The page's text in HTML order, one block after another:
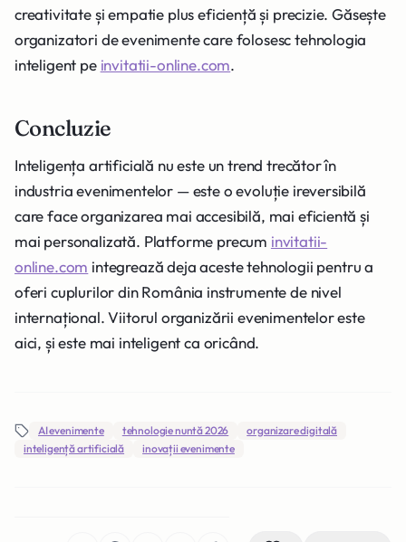
creativitate și empatie plus eficiență și precizie. Găsește
organizatori de evenimente care folosesc tehnologia
inteligent pe invitatii-online.com.
Concluzie
Inteligența artificială nu este un trend trecător în
industria evenimentelor — este o evoluție ireversibilă
care face organizarea mai accesibilă, mai eficientă și
mai personalizată. Platforme precum invitatii-
online.com integrează deja aceste tehnologii pentru a
oferi cuplurilor din România instrumente de nivel
internațional. Viitorul organizării evenimentelor este
aici, și este mai inteligent ca oricând.
AI evenimente tehnologie nuntă 2026
organizare digitală
inteligență artificială
inovații evenimente